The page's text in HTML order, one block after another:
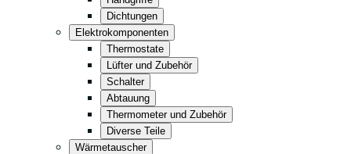
Convenience
Einzelhandel
Komplett in Schwarz
Küche
Lagerung
Fastfood
Dichtungen
Elektrokomponenten
Thermostate
Lüfter und Zubehör
Schalter
Abtauung
Thermometer und Zubehör
Diverse Teile
Wärmetauscher